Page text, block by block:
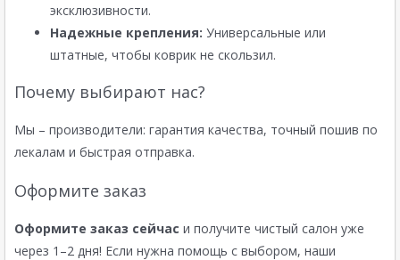
эксклюзивности.
Надежные крепления: Универсальные или
штатные, чтобы коврик не скользил.
Почему выбирают нас?
Мы – производители: гарантия качества, точный пошив по
лекалам и быстрая отправка.
Оформите заказ
Оформите заказ сейчас и получите чистый салон уже
через 1–2 дня! Если нужна помощь с выбором, наши